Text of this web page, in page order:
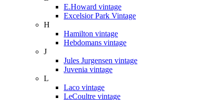
E.Howard vintage
Excelsior Park Vintage
H
Hamilton vintage
Hebdomans vintage
J
Jules Jurgensen vintage
Juvenia vintage
L
Laco vintage
LeCoultre vintage